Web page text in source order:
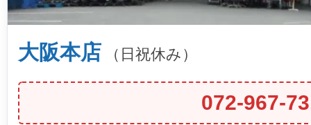
大阪本店 （日祝休み）
072-967-